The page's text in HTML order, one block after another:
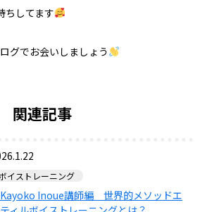
ちしてます
グでお会いしましょう
関連記事
イストレーニング
Inoue講師編 世界的メソッドエ